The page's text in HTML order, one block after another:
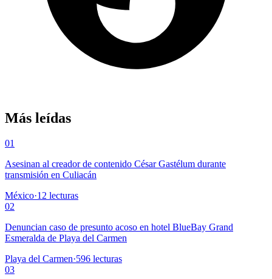
Más leídas
01
Asesinan al creador de contenido César Gastélum durante
transmisión en Culiacán
México·12 lecturas
02
Denuncian caso de presunto acoso en hotel BlueBay Grand
Esmeralda de Playa del Carmen
Playa del Carmen·596 lecturas
03